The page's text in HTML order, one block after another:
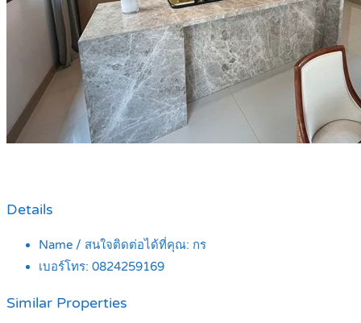
Details
Name / สนใจติดต่อได้ที่คุณ: กร
เบอร์โทร: 0824259169
Similar Properties